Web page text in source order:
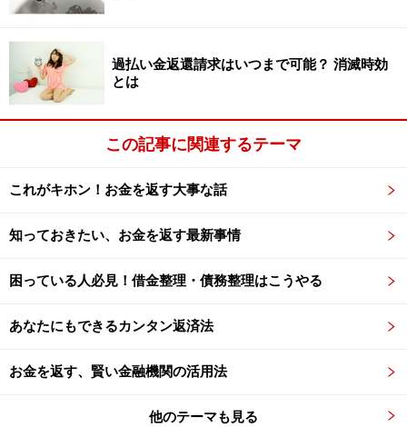
過払い金返還請求はいつまで可能？ 消滅時効
とは
この記事に関連するテーマ
これがキホン！お金を返す大事な話
知っておきたい、お金を返す最新事情
困っている人必見！借金整理・債務整理はこうやる
あなたにもできるカンタン返済法
お金を返す、賢い金融機関の活用法
他のテーマも見る